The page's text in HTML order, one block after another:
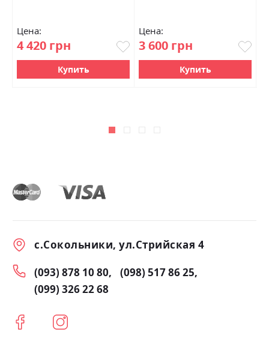
Цена:
4 420 грн
Купить
Цена:
3 600 грн
Купить
с.Сокольники, ул.Стрийская 4
(093) 878 10 80
(098) 517 86 25
(099) 326 22 68